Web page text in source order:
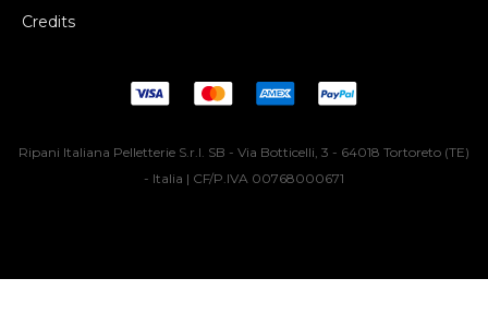
Credits
Ripani Italiana Pelletterie S.r.l. SB - Via Botticelli, 3 - 64018 Tortoreto (TE)
- Italia | CF/P.IVA 00768000671